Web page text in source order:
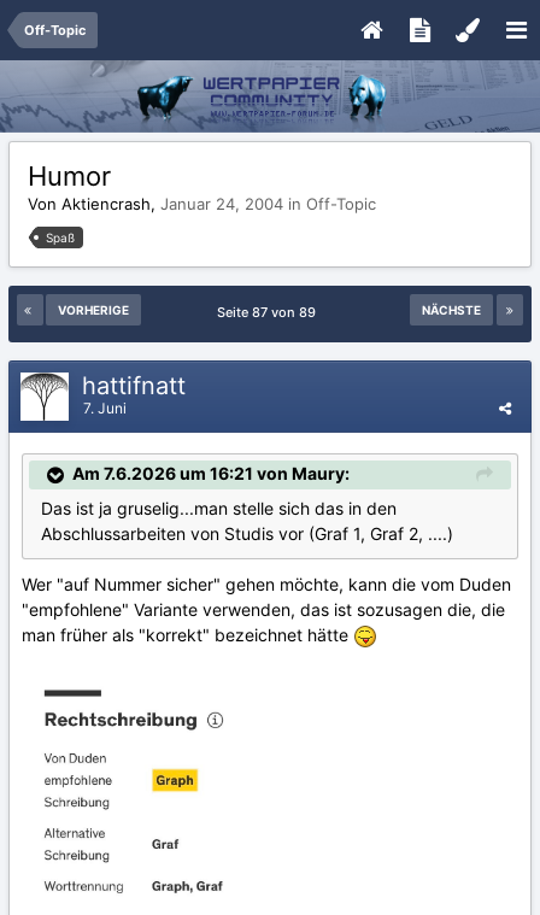
Off-Topic
Humor
Von Aktiencrash, Januar 24, 2004 in Off-Topic
Spaß
VORHERIGE NÄCHSTE
Seite 87 von 89
hattifnatt
7. Juni
Am 7.6.2026 um 16:21 von Maury:
Das ist ja gruselig...man stelle sich das in den
Abschlussarbeiten von Studis vor (Graf 1, Graf 2, ....)
Wer "auf Nummer sicher" gehen möchte, kann die vom Duden
"empfohlene" Variante verwenden, das ist sozusagen die, die
man früher als "korrekt" bezeichnet hätte